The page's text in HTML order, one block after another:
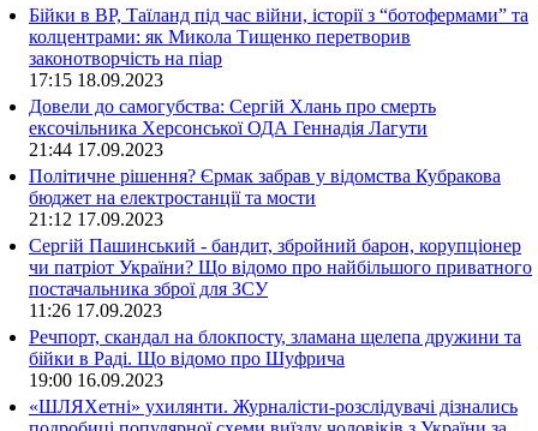
Бійки в ВР, Таїланд під час війни, історії з “ботофермами” та
колцентрами: як Микола Тищенко перетворив
законотворчість на піар
17:15 18.09.2023
Довели до самогубства: Сергій Хлань про смерть
ексочільника Херсонської ОДА Геннадія Лагути
21:44 17.09.2023
Політичне рішення? Єрмак забрав у відомства Кубракова
бюджет на електростанції та мости
21:12 17.09.2023
Сергій Пашинський - бандит, збройний барон, корупціонер
чи патріот України? Що відомо про найбільшого приватного
постачальника зброї для ЗСУ
11:26 17.09.2023
Речпорт, скандал на блокпосту, зламана щелепа дружини та
бійки в Раді. Що відомо про Шуфрича
19:00 16.09.2023
«ШЛЯХетні» ухилянти. Журналісти-розслідувачі дізнались